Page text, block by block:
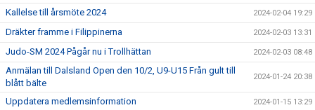
Kallelse till årsmöte 2024 2024-02-04 19:29
Dräkter framme i Filippinerna 2024-02-03 13:31
Judo-SM 2024 Pågår nu i Trollhättan 2024-02-03 08:48
Anmälan till Dalsland Open den 10/2, U9-U15 Från gult till
blått bälte
2024-01-24 20:38
Uppdatera medlemsinformation 2024-01-15 13:29